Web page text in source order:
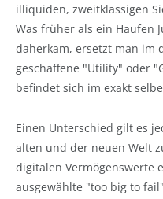
illiquiden, zweitklassigen
Was früher als ein Haufen
daherkam, ersetzt man im
geschaffene "Utility" oder
befindet sich im exakt
Einen Unterschied gilt es
alten und der neuen Welt
digitalen Vermögenswerte
ausgewählte "too big to